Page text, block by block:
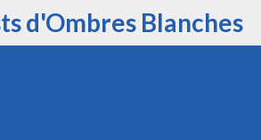
d'Ombres Blanches